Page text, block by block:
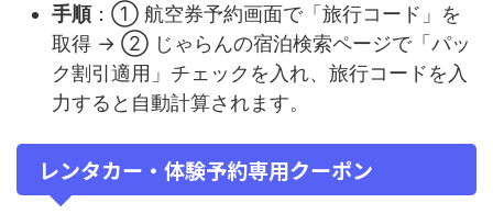
手順：① 航空券予約画面で「旅行コード」を
取得 → ② じゃらんの宿泊検索ページで「パッ
ク割引適用」チェックを入れ、旅行コードを入
力すると自動計算されます。
レンタカー・体験予約専用クーポン